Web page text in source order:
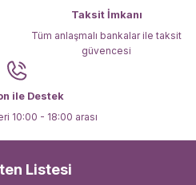
Taksit İmkanı
Tüm anlaşmalı bankalar ile taksit
güvencesi
ile Destek
10:00 - 18:00 arası
Listesi